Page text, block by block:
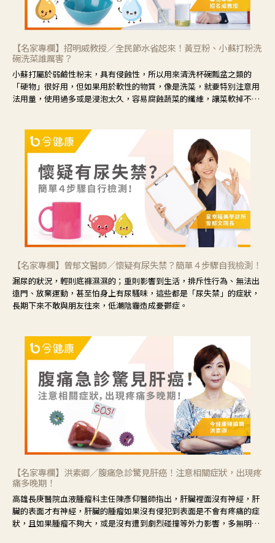
【名家專欄】招明威教授／全民節水省起來！黃豆粉、小蘇打粉洗
碗洗菜誰厲害？
小蘇打屬於弱鹼性粉末，具有侵蝕性，所以用來清洗杯碗瓢盆之類的
「硬物」很好用，但如果用於軟性的物質，像是洗菜，就要特別注意用
法用量，使用過多或是浸泡太久，容易腐蝕蔬菜的纖維，讓菜軟掉不清
【名家專欄】曾郁文醫師／懷疑有尿失禁？簡單４步驟自我檢測！
漏尿的狀況，輕則底褲濕濕的；重則影響到生活，排斥性行為、無法出
遠門、放棄運動，甚至怕身上有尿騷味，這些都是「尿失禁」的症狀，
長期下來不敢與朋友往來，低潮陰霾造成憂鬱症。
【名家專欄】洪素卿／腹痛急診驚見肝癌！注意相關症狀，出現疼
痛多晚期！
高雄長庚醫院血液腫瘤科主任陳彥仰醫師指出，肝臟裡面沒有神經，肝
臟的表面才有神經，肝臟的腫瘤如果沒有侵犯到表面是不會有疼痛的症
狀，且如果腫瘤不夠大，或是沒有遭到劇烈碰撞等外力影響，多無明顯